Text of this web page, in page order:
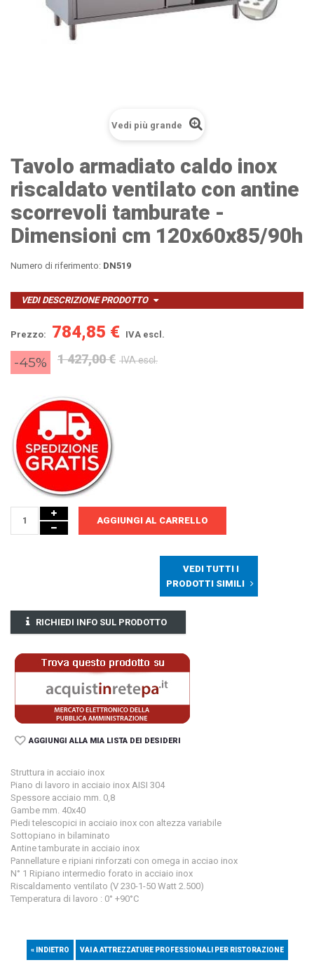
Vedi più grande
Tavolo armadiato caldo inox
riscaldato ventilato con antine
scorrevoli tamburate -
Dimensioni cm 120x60x85/90h
Numero di riferimento: DN519
VEDI DESCRIZIONE PRODOTTO
Prezzo: 784,85 € IVA escl.
-45% 1 427,00 € IVA escl.
AGGIUNGI AL CARRELLO
VEDI TUTTI I
PRODOTTI SIMILI
RICHIEDI INFO SUL PRODOTTO
AGGIUNGI ALLA MIA LISTA DEI DESIDERI
Struttura in acciaio inox
Piano di lavoro in acciaio inox AISI 304
Spessore acciaio mm. 0,8
Gambe mm. 40x40
Piedi telescopici in acciaio inox con altezza variabile
Sottopiano in bilaminato
Antine tamburate in acciaio inox
Pannellature e ripiani rinforzati con omega in acciao inox
N° 1 Ripiano intermedio forato in acciaio inox
Riscaldamento ventilato (V 230-1-50 Watt 2.500)
Temperatura di lavoro : 0° +90°C
« INDIETRO VAI A ATTREZZATURE PROFESSIONALI PER RISTORAZIONE